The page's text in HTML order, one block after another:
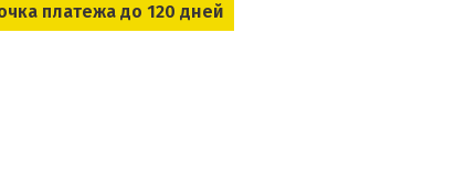
платежа до 120 дней